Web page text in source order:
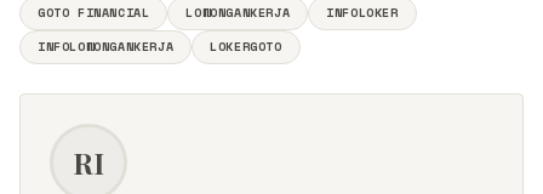
GOTO FINANCIAL
LOWONGANKERJA
INFOLOKER
INFOLOWONGANKERJA
LOKERGOTO
RI